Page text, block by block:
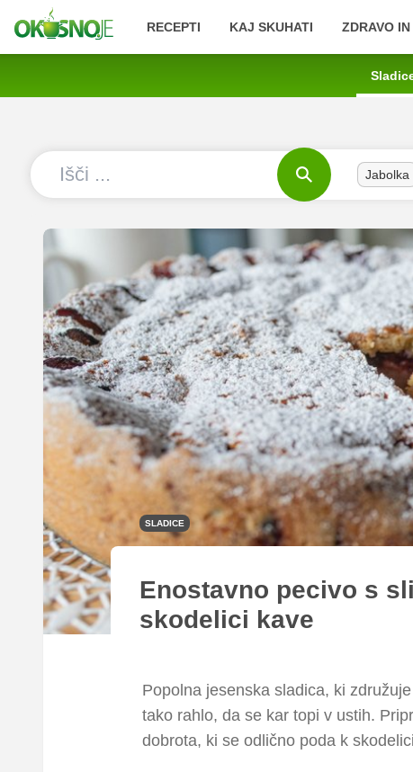
RECEPTI KAJ SKUHATI ZDRAVO IN
Jabolka
SLADICE
Enostavno pecivo s
skodelici kave
Popolna jesenska sladica, ki
tako rahlo, da se kar topi v ustih.
dobrota, ki se odlično poda k